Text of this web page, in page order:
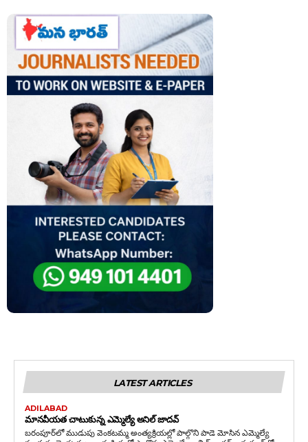
LATEST ARTICLES
ADILABAD
మానవీయత చాటుకున్న ఎమ్మెల్యే అనిల్ జాదవ్
బరంపూర్‌లో ముడుపు వెంకటమ్మ అంత్యక్రియల్లో పాల్గొని పాడె మోసిన ఎమ్మెల్యే